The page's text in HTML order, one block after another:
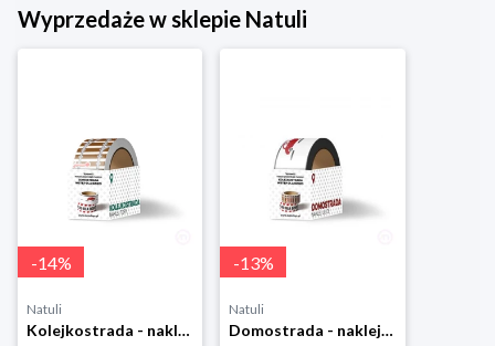
Wyprzedaże w sklepie Natuli
-14%
Natuli
Kolejkostrada - naklejaj tory Zuzutoys
-13%
Natuli
Domostrada - naklejaj ulice Zuzutoys